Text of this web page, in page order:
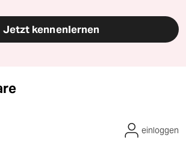
Jetzt kennenlernen
einloggen